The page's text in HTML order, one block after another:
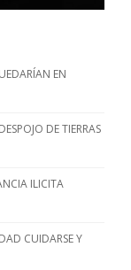
EN
DE TIERRAS
ILICITA
CUIDARSE Y